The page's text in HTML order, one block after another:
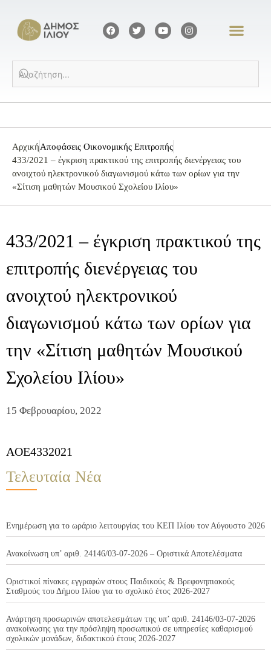
ΑρχικήΑποφάσεις Οικονομικής Επιτροπής
433/2021 – έγκριση πρακτικού της επιτροπής διενέργειας του
ανοιχτού ηλεκτρονικού διαγωνισμού κάτω των ορίων για την
«Σίτιση μαθητών Μουσικού Σχολείου Ιλίου»
433/2021 – έγκριση πρακτικού της
επιτροπής διενέργειας του
ανοιχτού ηλεκτρονικού
διαγωνισμού κάτω των ορίων για
την «Σίτιση μαθητών Μουσικού
Σχολείου Ιλίου»
15 Φεβρουαρίου, 2022
AOE4332021
Τελευταία Νέα
Ενημέρωση για το ωράριο λειτουργίας του ΚΕΠ Ιλίου τον Αύγουστο 2026
Ανακοίνωση υπ’ αριθ. 24146/03-07-2026 – Οριστικά Αποτελέσματα
Οριστικοί πίνακες εγγραφών στους Παιδικούς & Βρεφονηπιακούς
Σταθμούς του Δήμου Ιλίου για το σχολικό έτος 2026-2027
Ανάρτηση προσωρινών αποτελεσμάτων της υπ’ αριθ. 24146/03-07-2026
ανακοίνωσης για την πρόσληψη προσωπικού σε υπηρεσίες καθαρισμού
σχολικών μονάδων, διδακτικού έτους 2026-2027